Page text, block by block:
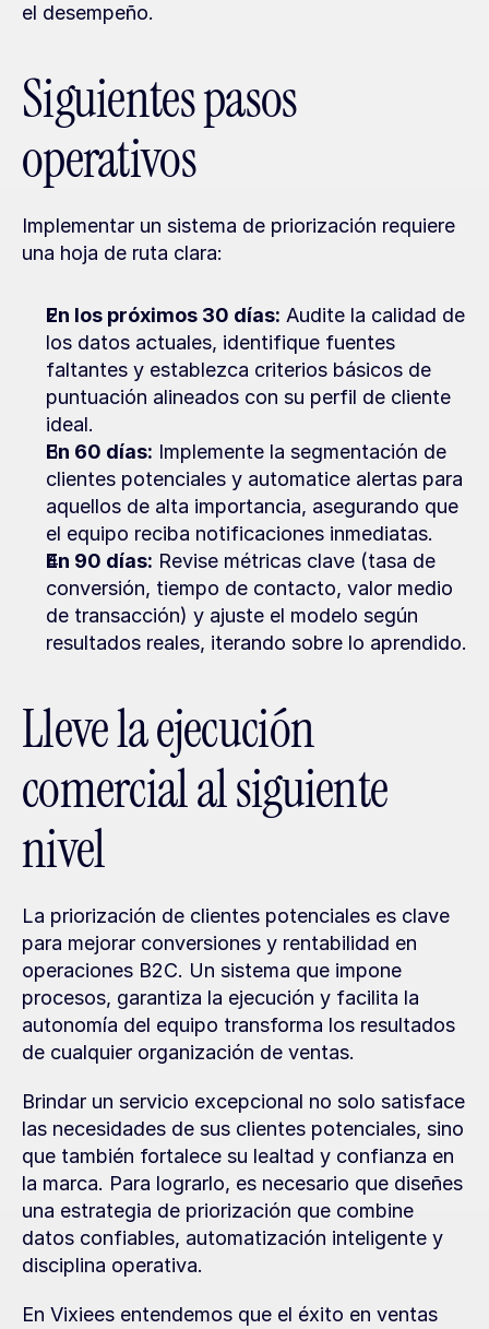
el desempeño.
Siguientes pasos
operativos
Implementar un sistema de priorización requiere
una hoja de ruta clara:
En los próximos 30 días: Audite la calidad de
los datos actuales, identifique fuentes
faltantes y establezca criterios básicos de
puntuación alineados con su perfil de cliente
ideal.
En 60 días: Implemente la segmentación de
clientes potenciales y automatice alertas para
aquellos de alta importancia, asegurando que
el equipo reciba notificaciones inmediatas.
En 90 días: Revise métricas clave (tasa de
conversión, tiempo de contacto, valor medio
de transacción) y ajuste el modelo según
resultados reales, iterando sobre lo aprendido.
Lleve la ejecución
comercial al siguiente
nivel
La priorización de clientes potenciales es clave
para mejorar conversiones y rentabilidad en
operaciones B2C. Un sistema que impone
procesos, garantiza la ejecución y facilita la
autonomía del equipo transforma los resultados
de cualquier organización de ventas.
Brindar un servicio excepcional no solo satisface
las necesidades de sus clientes potenciales, sino
que también fortalece su lealtad y confianza en
la marca. Para lograrlo, es necesario que diseñes
una estrategia de priorización que combine
datos confiables, automatización inteligente y
disciplina operativa.
En Vixiees entendemos que el éxito en ventas